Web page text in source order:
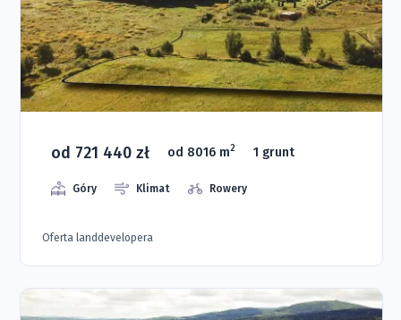
od 721 440 zł od 8016 m2 1 grunt
Góry Klimat Rowery
Oferta landdevelopera